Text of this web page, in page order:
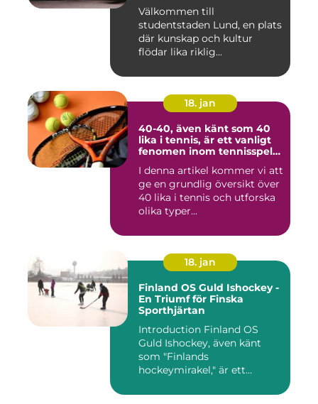
Välkommen till
studentstaden Lund, en plats
där kunskap och kultur
flödar lika riklig...
18. jan
40-40, även känt som 40
lika i tennis, är ett vanligt
fenomen inom tennisspelet
spännande och
frustrerande för spelare
och fans
I denna artikel kommer vi att
ge en grundlig översikt över
40 lika i tennis och utforska
olika typer...
18. jan
Finland OS Guld Ishockey -
En Triumf för Finska
Sporthjärtan
Introduction Finland OS
Guld Ishockey, även känt
som "Finlands
hockeymirakel," är ett